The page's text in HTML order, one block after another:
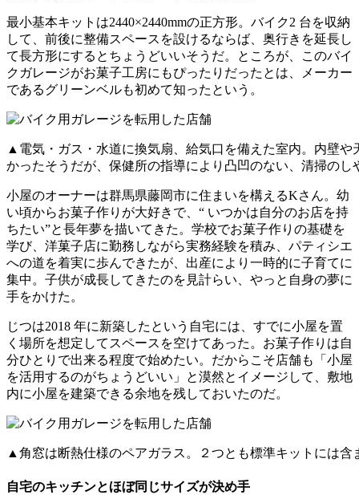
最小基本キットは2440×2440mmの正方形。バイク2 台を収納
して、前後に整備スペースを設けるならば、奥行きを延長し
て長方形にするとちょうどいいそうだ。ところが、このバイ
クガレージがお菓子工房にもぴったりだったとは、メーカー
であるグリーンベルも初めて知ったという。
▲電気・ガス・水道に換気扇、給気口を備えた室内。内壁
かったそうだが、保健所の指導により凸凹のない、清掃のし
小屋のオーナーは群馬県藤岡市に住まいを構えるKさん。幼
い頃からお菓子作りが大好きで、“ いつかは自分のお店を持
ちたい”と長年夢を描いてきた。学校でお菓子作りの基礎を
学び、洋菓子店に勤務しながら実務経験を積み、パティシエ
への道を着実に歩んできたが、出産により一時的に子育てに
集中。子供が成長してきたのを見計らい、やっと自身の夢に
手をかけた。
じつは2018 年に新築したという自宅には、すでに小屋を置
く場所を想定してスペースを空けてあった。お菓子作りは自
分ひとりで出来る程度で始めたい。だからこそ店舗も「小屋
を活用するのがちょうどいい」と漠然とイメージして、敷地
内に小屋を建築できる余地を残しておいたのだ。
▲角窓は断熱仕様のペアガラス。２つとも標準キットには含
自宅のキッチンとほぼ同じサイズが決め手